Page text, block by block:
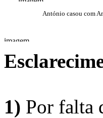
António casou com
1) Por falta